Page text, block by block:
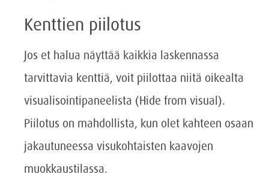
Kenttien piilotus
Jos et halua näyttää kaikkia laskennassa
tarvittavia kenttiä, voit piilottaa niitä oikealta
visualisointipaneelista (Hide from visual).
Piilotus on mahdollista, kun olet kahteen osaan
jakautuneessa visukohtaisten kaavojen
muokkaustilassa.